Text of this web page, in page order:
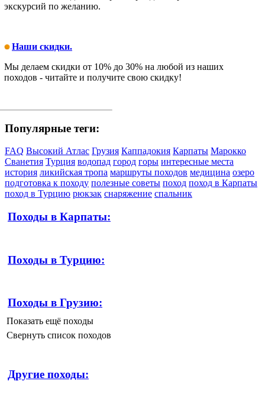
экскурсий по желанию.
Наши скидки.
Мы делаем скидки от 10% до 30% на любой из наших
походов - читайте и получите свою скидку!
Популярные теги:
FAQ Высокий Атлас Грузия Каппадокия Карпаты Марокко
Сванетия Турция водопад город горы интересные места
история ликийская тропа маршруты походов медицина озеро
подготовка к походу полезные советы поход поход в Карпаты
поход в Турцию рюкзак снаряжение спальник
Походы в Карпаты:
Походы в Турцию:
Походы в Грузию:
Показать ещё походы
Свернуть список походов
Другие походы: